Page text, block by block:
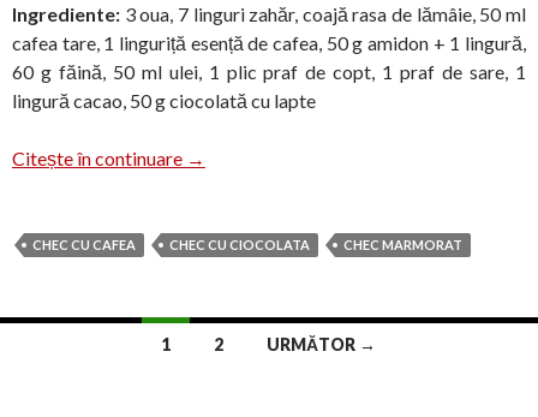
Ingrediente: 3 oua, 7 linguri zahăr, coajă rasa de lămâie, 50 ml
cafea tare, 1 linguriță esență de cafea, 50 g amidon + 1 lingură,
60 g făină, 50 ml ulei, 1 plic praf de copt, 1 praf de sare, 1
lingură cacao, 50 g ciocolată cu lapte
Citește în continuare Chec cu cafea și ciocolată
→
CHEC CU CAFEA CHEC CU CIOCOLATA CHEC MARMORAT
1 2 URMĂTOR →